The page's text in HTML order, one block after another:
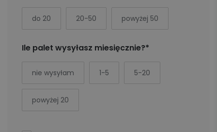
do 20 20-50 powyżej 50
Ile palet wysyłasz miesięcznie?*
nie wysyłam 1-5 5-20
powyżej 20